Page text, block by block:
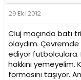
29 Eki 2012
Cluj maçında batı
olaydım.
ediyor futbolculara.
hakkını
formasını taşıyor.